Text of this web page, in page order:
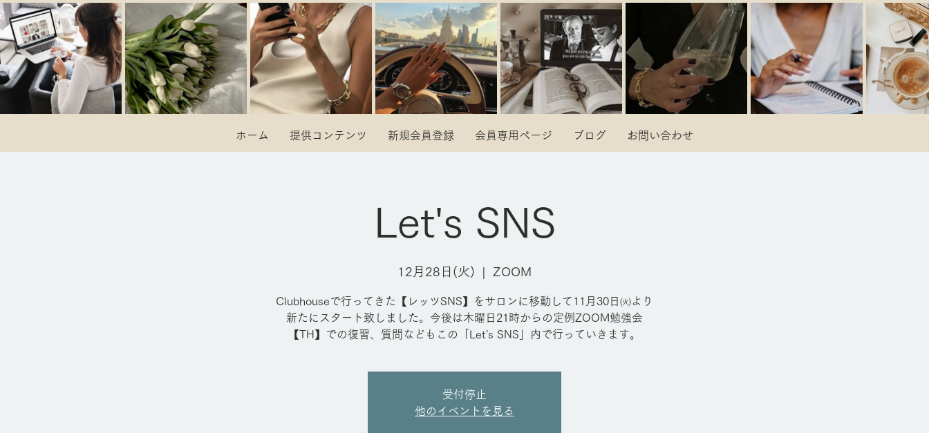
ホーム 提供コンテンツ 新規会員登録 会員専用ページ ブログ お問い合わせ
Let's SNS
12月28日(火)
  |
ZOOM
Clubhouseで行ってきた【レッツSNS】をサロンに移動して11月30日㈫より
新たにスタート致しました。今後は木曜日21時からの定例ZOOM勉強会
【TH】での復習、質問などもこの「Let's SNS」内で行っていきます。
受付停止
他のイベントを見る